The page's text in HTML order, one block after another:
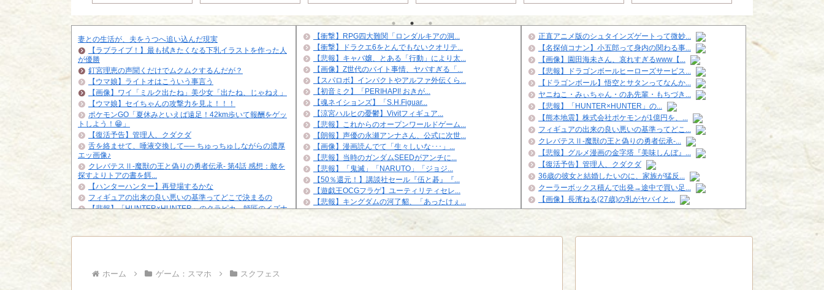
ｗ
ｗｗｗｗｗｗｗｗｗ
ｗｗ
レーニングです」←
は？
妻との生活が、夫をうつへ追い込んだ現実
【ラブライブ！】最も拭きたくなる下乳イラストを作った人
が優勝
釘宮理恵の声聞くだけでムクムクするんだが？
【ウマ娘】ライトオはこういう事言う
【画像】ワイ「ミルク出たね」美少女「出たね、じゃねえ」
【ウマ娘】セイちゃんの攻撃力を見よ！！！
ポケモンGO「夏休みといえば遠足！42km歩いて報酬をゲッ
トしよう！😁」
【復活予告】管理人、クダクダ
舌を絡ませて、唾液交換して── ちゅっちゅしながらの濃厚
エッ画像♪
クレバテスⅡ-魔獣の王と偽りの勇者伝承- 第4話 感想：敵を
探すよりトアの書を餌...
【ハンターハンター】再登場するかな
フィギュアの出来の良い悪いの基準ってどこで決まるの
【悲報】「HUNTER×HUNTER」のクラピカ、師匠のイズナ
ビに対する態度が本...
【衝撃】RPG四大難関「ロンダルキアの洞...
【衝撃】ドラクエ6をとんでもないクオリテ...
【悲報】キャバ嬢、とある「行動」により太...
【画像】Z世代のバイト事情、ヤバすぎる「...
【スパロボ】インパクトやアルファ外伝くら...
【初音ミク】「PERIHAPI! おきが...
【魂ネイションズ】「S.H.Figuar...
【涼宮ハルヒの憂鬱】Vivitフィギュア...
【悲報】これからのオープンワールドゲーム...
【朗報】声優の永瀬アンナさん、公式に次世...
【画像】漫画読んでて「生々しいな･･･」...
【悲報】当時のガンダムSEEDがアンチに...
【悲報】「鬼滅」「NARUTO」「ジョジ...
【50％還元！】講談社セール『伍と碁』『...
【遊戯王OCGフラゲ】ユーティリティセレ...
【悲報】キングダムの河了貂、「あったけぇ...
正直アニメ版のシュタインズゲートって微妙...
【名探偵コナン】小五郎って身内の関わる事...
【画像】園田海未さん、哀れすぎるwww【...
【悲報】ドラゴンボールヒーローズサービス...
【ドラゴンボール】悟空とサタンってなんか...
ヤニねこ・みぃちゃん・のあ先輩・もちづき...
【悲報】「HUNTER×HUNTER」の...
【熊本地震】株式会社ポケモンが1億円を、...
フィギュアの出来の良い悪いの基準ってどこ...
クレバテスⅡ-魔獣の王と偽りの勇者伝承-...
【悲報】グルメ漫画の金字塔『美味しんぼ』...
【復活予告】管理人、クダクダ
36歳の彼女と結婚したいのに、家族が猛反...
クーラーボックス積んで出発→途中で買い足...
【画像】長濱ねる(27歳)の乳がヤバイと...
ホーム ゲーム：スマホ スクフェス